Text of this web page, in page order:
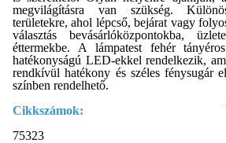
megvilágításra van szükség.
területekre, ahol lépcső, bejárat vagy
választás bevásárlóközpontokba,
éttermekbe. A lámpatest fehér
hatékonyságú LED-ekkel rendelkezik,
rendkívül hatékony és széles fénysugár
színben rendelhető.
Cikkszámok: 75324,
75320,
75323